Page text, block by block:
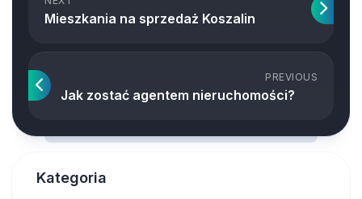
Mieszkania na sprzedaż Koszalin
PREVIOUS
Jak zostać agentem nieruchomości?
Kategoria